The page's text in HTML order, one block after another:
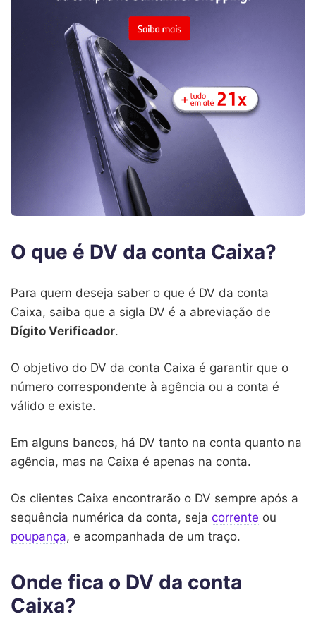
O que é DV da conta Caixa?
Para quem deseja saber o que é DV da conta
Caixa, saiba que a sigla DV é a abreviação de
Dígito Verificador.
O objetivo do DV da conta Caixa é garantir que o
número correspondente à agência ou a conta é
válido e existe.
Em alguns bancos, há DV tanto na conta quanto na
agência, mas na Caixa é apenas na conta.
Os clientes Caixa encontrarão o DV sempre após a
sequência numérica da conta, seja corrente ou
poupança, e acompanhada de um traço.
Onde fica o DV da conta
Caixa?